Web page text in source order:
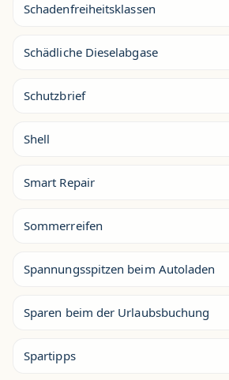
Schadenfreiheitsklassen
Schädliche Dieselabgase
Schutzbrief
Shell
Smart Repair
Sommerreifen
Spannungsspitzen beim Autoladen
Sparen beim der Urlaubsbuchung
Spartipps